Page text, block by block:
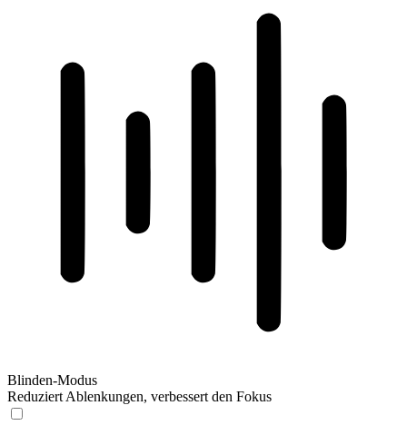
Blinden-Modus
Reduziert Ablenkungen, verbessert den Fokus